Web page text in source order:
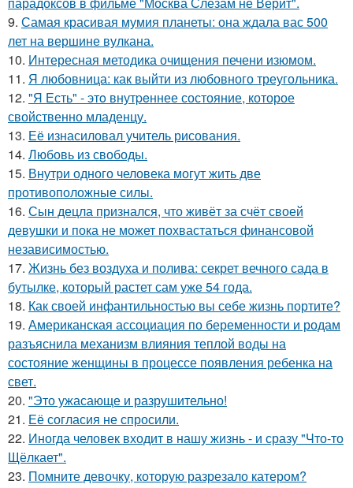
9. Самая красивая мумия планеты: она ждала вас 500
лет на вершине вулкана.
10. Интересная методика очищения печени изюмом.
11. Я любовница: как выйти из любовного треугольника.
12. "Я Есть" - этo внутpeннее состояние, которое
свойственно младенцу.
13. Её изнасиловал учитель рисования.
14. Любовь из свободы.
15. Внутри одного человека могут жить две
противоположные силы.
16. Сын децла признался, что живёт за счёт своей
девушки и пока не может похвастаться финансовой
независимостью.
17. Жизнь без воздуха и полива: секрет вечного сада в
бутылке, который растет сам уже 54 года.
18. Как своей инфантильностью вы себе жизнь портите?
19. Американская ассоциация по беременности и родам
разъяснила механизм влияния теплой воды на
состояние женщины в процессе появления ребенка на
свет.
20. "Это ужасающе и разрушительно!
21. Её согласия не спросили.
22. Иногда человек входит в нашу жизнь - и сразу "Что-то
Щёлкает".
23. Помните девочку, которую разрезало катером?